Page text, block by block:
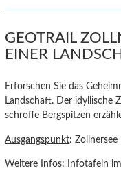
GEOTRAIL
EINER
Erforschen Sie das
Landschaft. Der idyllische
schroffe Bergspitzen
Ausgangspunkt:
Weitere Infos: Infotafeln